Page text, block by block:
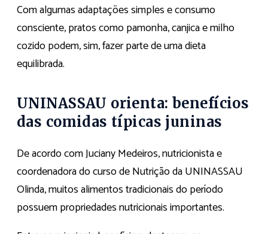
Com algumas adaptações simples e consumo
consciente, pratos como pamonha, canjica e milho
cozido podem, sim, fazer parte de uma dieta
equilibrada.
UNINASSAU orienta: benefícios
das comidas típicas juninas
De acordo com Juciany Medeiros, nutricionista e
coordenadora do curso de Nutrição da UNINASSAU
Olinda, muitos alimentos tradicionais do período
possuem propriedades nutricionais importantes.